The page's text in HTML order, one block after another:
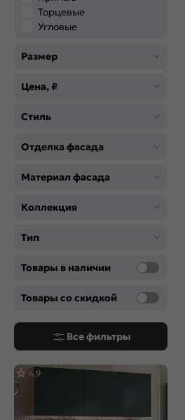
Красный
Розовый
Серый
Черный
Цвет
Anthracite
Brown Casella Oak 2S
Cappuccino Softwood
Clay Silk
Cream Silkwood
Gallant
Graphite
Graphite Softwood
Grey
Grey Softwood
Торцевые
Угловые
Размер
Цена, ₽
Стиль
Отделка фасада
Материал фасада
Коллекция
Тип
Товары в наличии
Товары со скидкой
Все фильтры
4,9